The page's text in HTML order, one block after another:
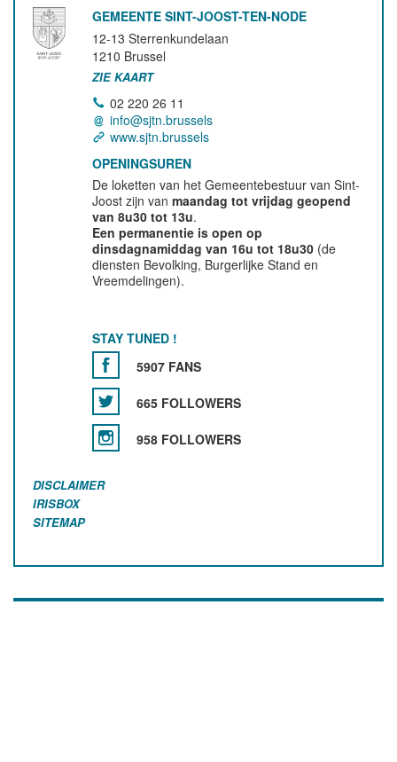
GEMEENTE SINT-JOOST-TEN-NODE
12-13 Sterrenkundelaan
1210 Brussel
ZIE KAART
02 220 26 11
info@sjtn.brussels
www.sjtn.brussels
OPENINGSUREN
De loketten van het Gemeentebestuur van Sint-
Joost zijn vanmaandag tot vrijdag geopend
van 8u30 tot 13u.
Een permanentie is open op
dinsdagnamiddag van 16u tot 18u30 (de
diensten Bevolking, Burgerlijke Stand en
Vreemdelingen).
STAY TUNED !
5907 FANS
665 FOLLOWERS
958 FOLLOWERS
DISCLAIMER
IRISBOX
SITEMAP